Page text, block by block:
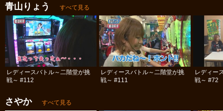
青山りょう すべて見る
レディースバトル～二階堂が挑
戦～ #112
レディースバトル～二階堂が挑
戦～ #111
レディー
戦～ #72
さやか すべて見る